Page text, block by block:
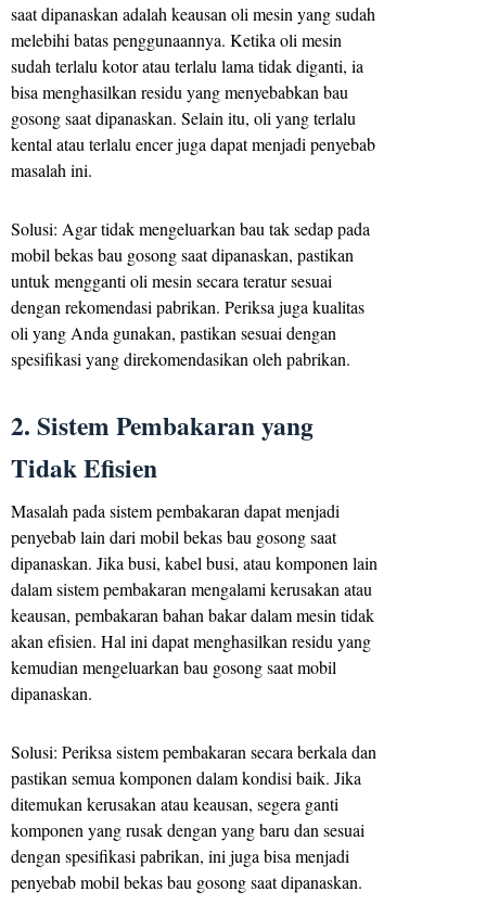
saat dipanaskan adalah keausan oli mesin yang sudah
melebihi batas penggunaannya. Ketika oli mesin
sudah terlalu kotor atau terlalu lama tidak diganti, ia
bisa menghasilkan residu yang menyebabkan bau
gosong saat dipanaskan. Selain itu, oli yang terlalu
kental atau terlalu encer juga dapat menjadi penyebab
masalah ini.
Solusi: Agar tidak mengeluarkan bau tak sedap pada
mobil bekas bau gosong saat dipanaskan, pastikan
untuk mengganti oli mesin secara teratur sesuai
dengan rekomendasi pabrikan. Periksa juga kualitas
oli yang Anda gunakan, pastikan sesuai dengan
spesifikasi yang direkomendasikan oleh pabrikan.
2. Sistem Pembakaran yang
Tidak Efisien
Masalah pada sistem pembakaran dapat menjadi
penyebab lain dari mobil bekas bau gosong saat
dipanaskan. Jika busi, kabel busi, atau komponen lain
dalam sistem pembakaran mengalami kerusakan atau
keausan, pembakaran bahan bakar dalam mesin tidak
akan efisien. Hal ini dapat menghasilkan residu yang
kemudian mengeluarkan bau gosong saat mobil
dipanaskan.
Solusi: Periksa sistem pembakaran secara berkala dan
pastikan semua komponen dalam kondisi baik. Jika
ditemukan kerusakan atau keausan, segera ganti
komponen yang rusak dengan yang baru dan sesuai
dengan spesifikasi pabrikan, ini juga bisa menjadi
penyebab mobil bekas bau gosong saat dipanaskan.